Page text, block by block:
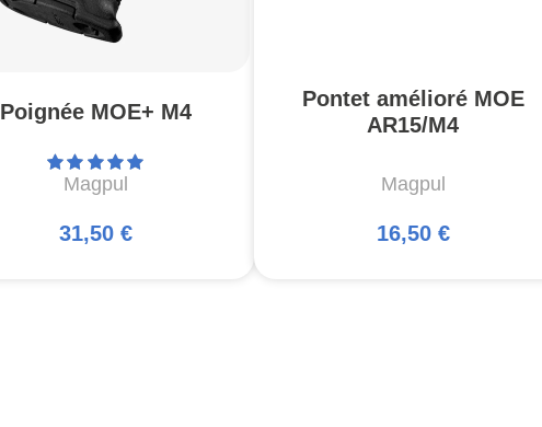
Poignée MOE+ M4
Magpul
31,50 €
Pontet amélioré MOE
AR15/M4
Magpul
16,50 €